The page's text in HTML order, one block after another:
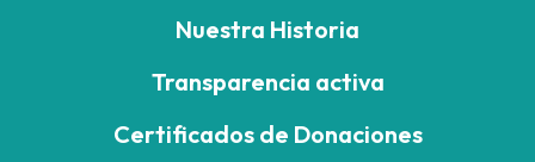
Nuestra Historia
Transparencia activa
Certificados de Donaciones